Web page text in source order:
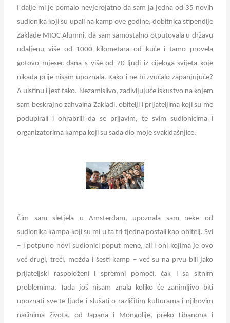
I dalje mi je pomalo nevjerojatno da sam ja jedna od 35 novih
sudionika koji su upali na kamp ove godine, dobitnica stipendije
Zaklade MIOC Alumni, da sam samostalno otputovala u državu
udaljenu više od 1000 kilometara od kuće i tamo provela
gotovo mjesec dana s više od 70 ljudi iz cijeloga svijeta koje
nikada prije nisam upoznala. Kako i ne bi zvučalo zapanjujuće?
A uistinu i jest tako. Nezamislivo, zadivljujuće iskustvo na kojem
sam beskrajno zahvalna Zakladi, obitelji i prijateljima koji su me
podupirali i ohrabrili da se prijavim, te svim sudionicima i
organizatorima kampa koji su sada dio moje svakidašnjice.
Čim sam sletjela u Amsterdam, upoznala sam neke od
sudionika kampa koji su mi u ta tri tjedna postali kao obitelj. Svi
– i potpuno novi sudionici poput mene, ali i oni kojima je ovo
već drugi, treći, možda i šesti kamp – već su na prvu bili jako
prijateljski raspoloženi i spremni pomoći, čak i sa sitnim
problemima. Tada još nisam znala koliko će zanimljivo biti
upoznati sve te ljude i slušati o različitim kulturama i njihovim
načinima života, od Japana i Mongolije, preko Libanona i